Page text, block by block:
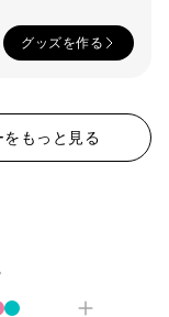
グッズを作る
もっと見る